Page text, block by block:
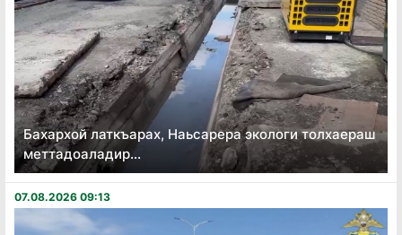
Бахархой латкъарах, Наьсарера экологи толхаераш
меттадоаладир...
07.08.2026 09:13